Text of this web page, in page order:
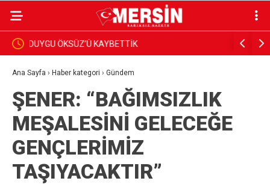
BAŞKAN YILDIZ, SAHADAKİ ÇALIŞMALARI YERİNDE
İNCELEDİ
Dim,
Ana Sayfa › Haber kategori › Gündem
ŞENER: “BAĞIMSIZLIK
MEŞALESİNİ GELECEĞE
GENÇLERİMİZ
TAŞIYACAKTIR”